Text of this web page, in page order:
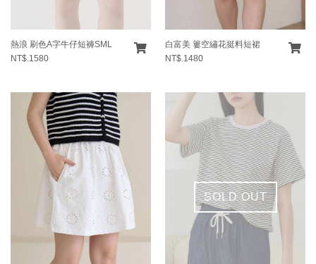
熱浪 刷色A字牛仔短褲SML
NT$.1580
白富美 簍空繡花挺料短裙
NT$.1480
SOLD OUT